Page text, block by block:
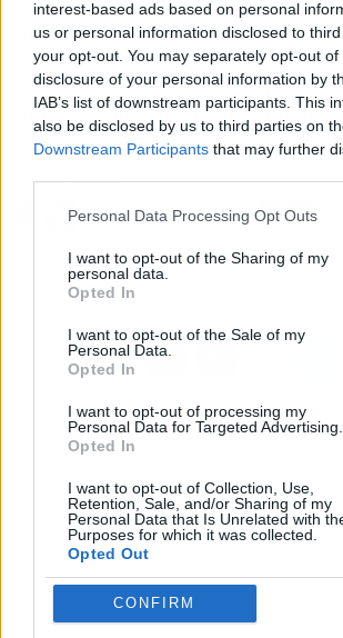
interest-based ads based on personal
us or personal information disclosed to
your opt-out. You may separately opt-out
disclosure of your personal information by
IAB’s list of downstream participants. This
also be disclosed by us to third parties on
Downstream Participants that may further
Personal Data Processing Opt Outs
I want to opt-out of the Sharing of my
personal data.
Opted In
I want to opt-out of the Sale of my
Personal Data.
Opted In
I want to opt-out of processing my
Personal Data for Targeted Advertising.
Opted In
I want to opt-out of Collection, Use,
Retention, Sale, and/or Sharing of my
Personal Data that Is Unrelated with
Purposes for which it was collected.
Opted Out
CONFIRM
jerarquía y equilibrio en el
Así las cosas, todo apunta a que
verano con movimientos que
futuro inmediato de los equipos
Artículo anterior
Ancelotti se moja con
qué manera…